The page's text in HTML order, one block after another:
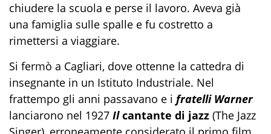
chiudere la scuola e perse il lavoro. Aveva già
una famiglia sulle spalle e fu costretto a
rimettersi a viaggiare.
Si fermò a Cagliari, dove ottenne la cattedra di
insegnante in un Istituto Industriale. Nel
frattempo gli anni passavano e i fratelli Warner
lanciarono nel 1927 Il cantante di jazz (The Jazz